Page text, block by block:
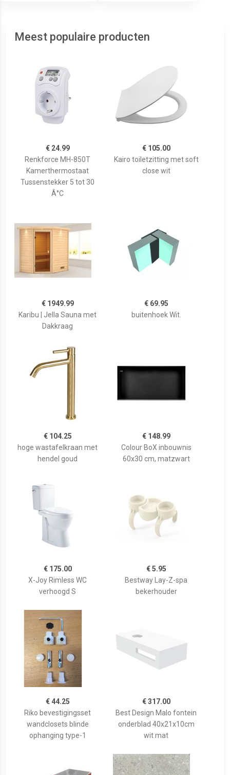
Meest populaire producten
€ 24.99
Renkforce MH-850T
Kamerthermostaat
Tussenstekker 5 tot 30
Â°C
€ 105.00
Kairo toiletzitting met soft
close wit
€ 1949.99
Karibu | Jella Sauna met
Dakkraag
€ 69.95
buitenhoek Wit.
€ 104.25
hoge wastafelkraan met
hendel goud
€ 148.99
Colour BoX inbouwnis
60x30 cm, matzwart
€ 175.00
X-Joy Rimless WC
verhoogd S
€ 5.95
Bestway Lay-Z-spa
bekerhouder
€ 44.25
Riko bevestigingsset
wandclosets blinde
ophanging type-1
€ 317.00
Best Design Malo fontein
onderblad 40x21x10cm
wit mat